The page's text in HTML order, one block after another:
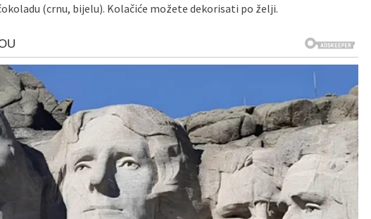
(crnu, bijelu). Kolačiće možete dekorisati po želji.